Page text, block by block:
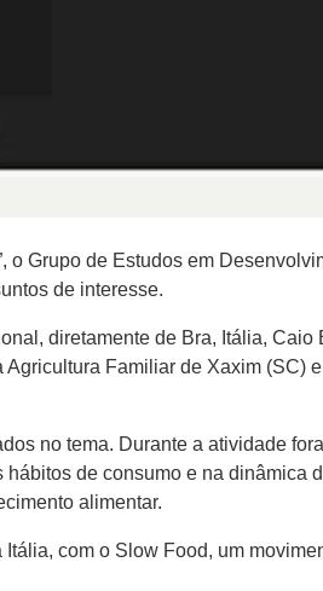
o Grupo de Estudos em
de interesse.
diretamente de Bra, Itália,
Familiar de Xaxim (SC)
no tema. Durante a atividade
de consumo e na dinâmica
alimentar.
com o Slow Food, um